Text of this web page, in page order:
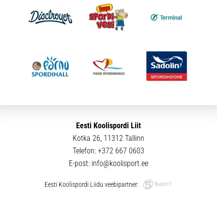
Eesti Koolispordi Liit
Kotka 26, 11312 Tallinn
Telefon: +372 667 0603
E-post: info@koolisport.ee
Eesti Koolispordi Liidu veebipartner: